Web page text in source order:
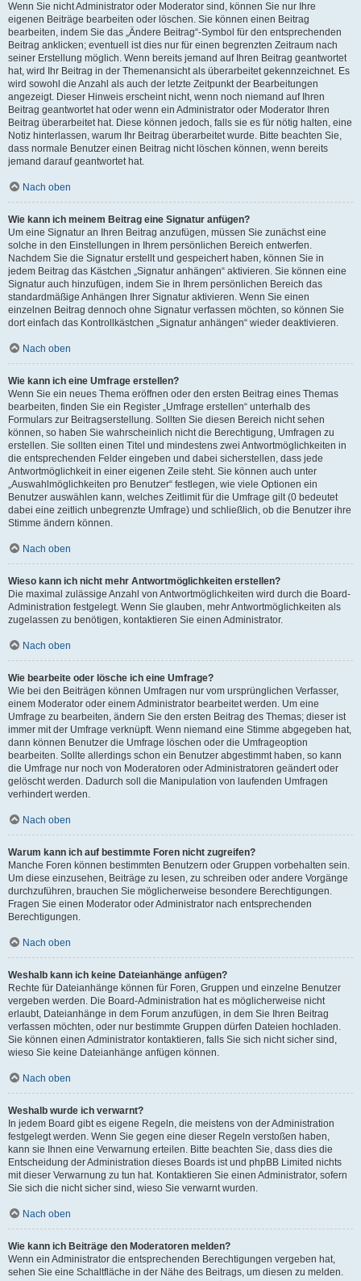
Wenn Sie nicht Administrator oder Moderator sind, können Sie nur Ihre
eigenen Beiträge bearbeiten oder löschen. Sie können einen Beitrag
bearbeiten, indem Sie das „Ändere Beitrag“-Symbol für den entsprechenden
Beitrag anklicken; eventuell ist dies nur für einen begrenzten Zeitraum nach
seiner Erstellung möglich. Wenn bereits jemand auf Ihren Beitrag geantwortet
hat, wird Ihr Beitrag in der Themenansicht als überarbeitet gekennzeichnet. Es
wird sowohl die Anzahl als auch der letzte Zeitpunkt der Bearbeitungen
angezeigt. Dieser Hinweis erscheint nicht, wenn noch niemand auf Ihren
Beitrag geantwortet hat oder wenn ein Administrator oder Moderator Ihren
Beitrag überarbeitet hat. Diese können jedoch, falls sie es für nötig halten, eine
Notiz hinterlassen, warum Ihr Beitrag überarbeitet wurde. Bitte beachten Sie,
dass normale Benutzer einen Beitrag nicht löschen können, wenn bereits
jemand darauf geantwortet hat.
Nach oben
Wie kann ich meinem Beitrag eine Signatur anfügen?
Um eine Signatur an Ihren Beitrag anzufügen, müssen Sie zunächst eine
solche in den Einstellungen in Ihrem persönlichen Bereich entwerfen.
Nachdem Sie die Signatur erstellt und gespeichert haben, können Sie in
jedem Beitrag das Kästchen „Signatur anhängen“ aktivieren. Sie können eine
Signatur auch hinzufügen, indem Sie in Ihrem persönlichen Bereich das
standardmäßige Anhängen Ihrer Signatur aktivieren. Wenn Sie einen
einzelnen Beitrag dennoch ohne Signatur verfassen möchten, so können Sie
dort einfach das Kontrollkästchen „Signatur anhängen“ wieder deaktivieren.
Nach oben
Wie kann ich eine Umfrage erstellen?
Wenn Sie ein neues Thema eröffnen oder den ersten Beitrag eines Themas
bearbeiten, finden Sie ein Register „Umfrage erstellen“ unterhalb des
Formulars zur Beitragserstellung. Sollten Sie diesen Bereich nicht sehen
können, so haben Sie wahrscheinlich nicht die Berechtigung, Umfragen zu
erstellen. Sie sollten einen Titel und mindestens zwei Antwortmöglichkeiten in
die entsprechenden Felder eingeben und dabei sicherstellen, dass jede
Antwortmöglichkeit in einer eigenen Zeile steht. Sie können auch unter
„Auswahlmöglichkeiten pro Benutzer“ festlegen, wie viele Optionen ein
Benutzer auswählen kann, welches Zeitlimit für die Umfrage gilt (0 bedeutet
dabei eine zeitlich unbegrenzte Umfrage) und schließlich, ob die Benutzer ihre
Stimme ändern können.
Nach oben
Wieso kann ich nicht mehr Antwortmöglichkeiten erstellen?
Die maximal zulässige Anzahl von Antwortmöglichkeiten wird durch die Board-
Administration festgelegt. Wenn Sie glauben, mehr Antwortmöglichkeiten als
zugelassen zu benötigen, kontaktieren Sie einen Administrator.
Nach oben
Wie bearbeite oder lösche ich eine Umfrage?
Wie bei den Beiträgen können Umfragen nur vom ursprünglichen Verfasser,
einem Moderator oder einem Administrator bearbeitet werden. Um eine
Umfrage zu bearbeiten, ändern Sie den ersten Beitrag des Themas; dieser ist
immer mit der Umfrage verknüpft. Wenn niemand eine Stimme abgegeben hat,
dann können Benutzer die Umfrage löschen oder die Umfrageoption
bearbeiten. Sollte allerdings schon ein Benutzer abgestimmt haben, so kann
die Umfrage nur noch von Moderatoren oder Administratoren geändert oder
gelöscht werden. Dadurch soll die Manipulation von laufenden Umfragen
verhindert werden.
Nach oben
Warum kann ich auf bestimmte Foren nicht zugreifen?
Manche Foren können bestimmten Benutzern oder Gruppen vorbehalten sein.
Um diese einzusehen, Beiträge zu lesen, zu schreiben oder andere Vorgänge
durchzuführen, brauchen Sie möglicherweise besondere Berechtigungen.
Fragen Sie einen Moderator oder Administrator nach entsprechenden
Berechtigungen.
Nach oben
Weshalb kann ich keine Dateianhänge anfügen?
Rechte für Dateianhänge können für Foren, Gruppen und einzelne Benutzer
vergeben werden. Die Board-Administration hat es möglicherweise nicht
erlaubt, Dateianhänge in dem Forum anzufügen, in dem Sie Ihren Beitrag
verfassen möchten, oder nur bestimmte Gruppen dürfen Dateien hochladen.
Sie können einen Administrator kontaktieren, falls Sie sich nicht sicher sind,
wieso Sie keine Dateianhänge anfügen können.
Nach oben
Weshalb wurde ich verwarnt?
In jedem Board gibt es eigene Regeln, die meistens von der Administration
festgelegt werden. Wenn Sie gegen eine dieser Regeln verstoßen haben,
kann sie Ihnen eine Verwarnung erteilen. Bitte beachten Sie, dass dies die
Entscheidung der Administration dieses Boards ist und phpBB Limited nichts
mit dieser Verwarnung zu tun hat. Kontaktieren Sie einen Administrator, sofern
Sie sich die nicht sicher sind, wieso Sie verwarnt wurden.
Nach oben
Wie kann ich Beiträge den Moderatoren melden?
Wenn ein Administrator die entsprechenden Berechtigungen vergeben hat,
sehen Sie eine Schaltfläche in der Nähe des Beitrags, um diesen zu melden.